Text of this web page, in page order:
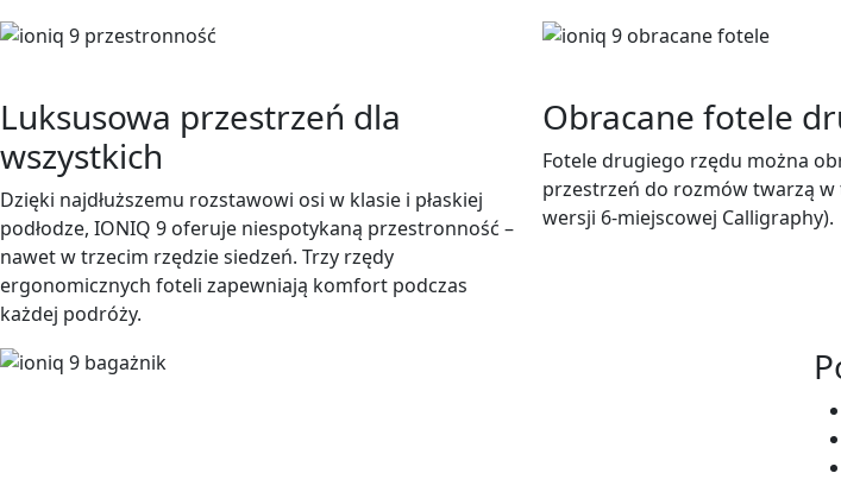
Luksusowa przestrzeń dla
wszystkich
Dzięki najdłuższemu rozstawowi osi w klasie i płaskiej
podłodze, IONIQ 9 oferuje niespotykaną przestronność –
nawet w trzecim rzędzie siedzeń. Trzy rzędy
ergonomicznych foteli zapewniają komfort podczas
każdej podróży.
Obracane fotele
Fotele drugiego rzędu można
przestrzeń do rozmów twarzą
wersji 6-miejscowej Calligraphy).